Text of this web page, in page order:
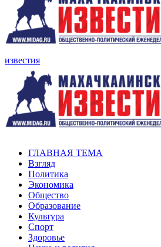
известия
ГЛАВНАЯ ТЕМА
Взгляд
Политика
Экономика
Общество
Образование
Культура
Спорт
Здоровье